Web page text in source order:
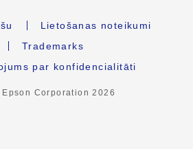
Lietošanas noteikumi
Trademarks
par konfidencialitāti
Corporation2026